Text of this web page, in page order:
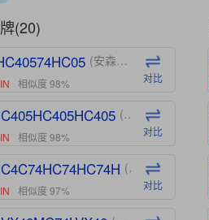
(20)
(安森美-ON)
相似度 98% 对比
(东芝-Toshiba)
相似度 98% 对比
(东芝-Toshiba)
相似度 97% 对比